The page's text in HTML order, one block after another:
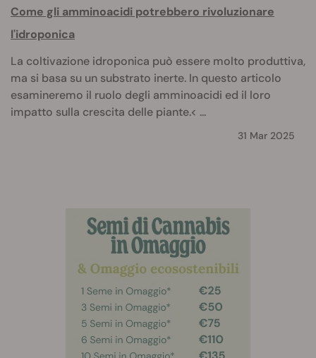
Come gli amminoacidi potrebbero rivoluzionare
l'idroponica
La coltivazione idroponica può essere molto produttiva,
ma si basa su un substrato inerte. In questo articolo
esamineremo il ruolo degli amminoacidi ed il loro
impatto sulla crescita delle piante.< ...
31 Mar 2025